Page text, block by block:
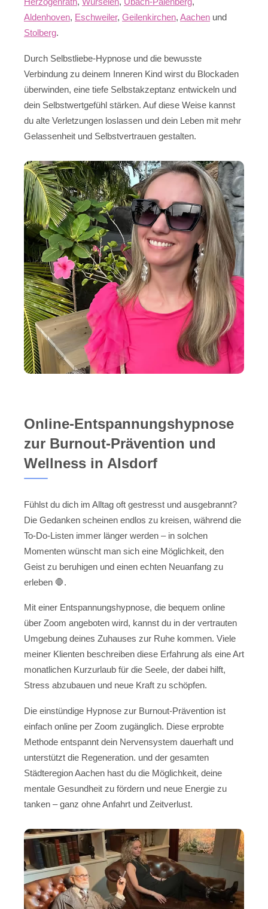
Aldenhoven, Eschweiler, Geilenkirchen, Aachen und
Stolberg.
Durch Selbstliebe-Hypnose und die bewusste
Verbindung zu deinem Inneren Kind wirst du Blockaden
überwinden, eine tiefe Selbstakzeptanz entwickeln und
dein Selbstwertgefühl stärken. Auf diese Weise kannst
du alte Verletzungen loslassen und dein Leben mit mehr
Gelassenheit und Selbstvertrauen gestalten.
Online-Entspannungshypnose
zur Burnout-Prävention und
Wellness in Alsdorf
Fühlst du dich im Alltag oft gestresst und ausgebrannt?
Die Gedanken scheinen endlos zu kreisen, während die
To-Do-Listen immer länger werden – in solchen
Momenten wünscht man sich eine Möglichkeit, den
Geist zu beruhigen und einen echten Neuanfang zu
erleben 🛑.
Mit einer Entspannungshypnose, die bequem online
über Zoom angeboten wird, kannst du in der vertrauten
Umgebung deines Zuhauses zur Ruhe kommen. Viele
meiner Klienten beschreiben diese Erfahrung als eine Art
monatlichen Kurzurlaub für die Seele, der dabei hilft,
Stress abzubauen und neue Kraft zu schöpfen.
Die einstündige Hypnose zur Burnout-Prävention ist
einfach online per Zoom zugänglich. Diese erprobte
Methode entspannt dein Nervensystem dauerhaft und
unterstützt die Regeneration. und der gesamten
Städteregion Aachen hast du die Möglichkeit, deine
mentale Gesundheit zu fördern und neue Energie zu
tanken – ganz ohne Anfahrt und Zeitverlust.